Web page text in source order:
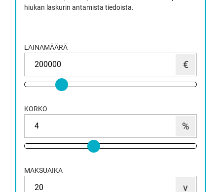
hiukan laskurin antamista tiedoista.
LAINAMÄÄRÄ
KORKO
MAKSUAIKA